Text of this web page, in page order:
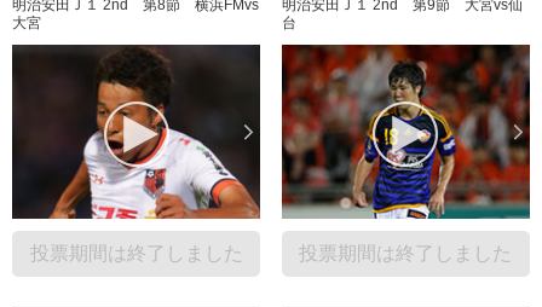
明治安田Ｊ１ 2nd 第8節 横浜FMvs
大宮
投票期間は終了しました
明治安田Ｊ１ 2nd 第9節 大宮vs仙
台
投票期間は終了しました